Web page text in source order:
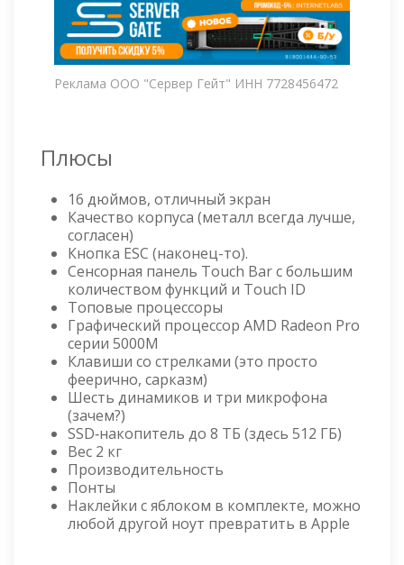
Реклама ООО "Сервер Гейт" ИНН 7728456472
Плюсы
16 дюймов, отличный экран
Качество корпуса (металл всегда лучше,
согласен)
Кнопка ESC (наконец-то).
Сенсорная панель Touch Bar с большим
количеством функций и Touch ID
Топовые процессоры
Графический процессор AMD Radeon Pro
серии 5000M
Клавиши со стрелками (это просто
феерично, сарказм)
Шесть динамиков и три микрофона
(зачем?)
SSD‑накопитель до 8 ТБ (здесь 512 ГБ)
Вес 2 кг
Производительность
Понты
Наклейки с яблоком в комплекте, можно
любой другой ноут превратить в Apple